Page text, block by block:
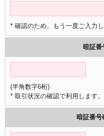
* 確認のため、もう一度ご入力し
暗証番
(半角数字6桁)
* 取引状況の確認で利用します。
暗証番号